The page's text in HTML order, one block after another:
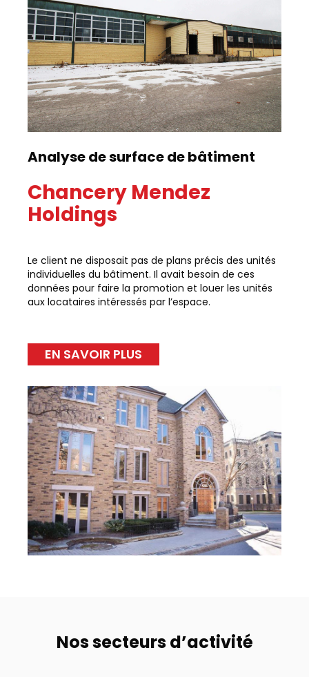
Analyse de surface de bâtiment
Chancery Mendez
Holdings
Le client ne disposait pas de plans précis des unités
individuelles du bâtiment. Il avait besoin de ces
données pour faire la promotion et louer les unités
aux locataires intéressés par l’espace.
EN SAVOIR PLUS
Nos secteurs d’activité